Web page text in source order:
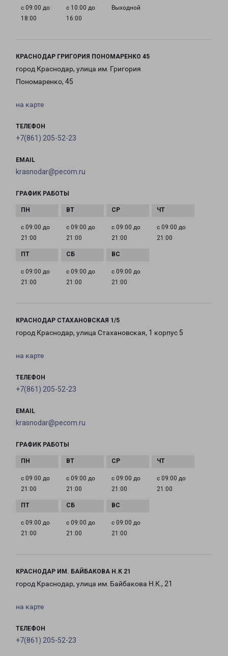
с 09:00 до
18:00
с 10:00 до
16:00
Выходной
КРАСНОДАР ГРИГОРИЯ ПОНОМАРЕНКО 45
город Краснодар, улица им. Григория
Пономаренко, 45
на карте
ТЕЛЕФОН
+7(861) 205-52-23
EMAIL
krasnodar@pecom.ru
ГРАФИК РАБОТЫ
с 09:00 до
21:00
с 09:00 до
21:00
с 09:00 до
21:00
с 09:00 до
21:00
с 09:00 до
21:00
с 09:00 до
21:00
с 09:00 до
21:00
КРАСНОДАР СТАХАНОВСКАЯ 1/5
город Краснодар, улица Стахановская, 1 корпус 5
на карте
ТЕЛЕФОН
+7(861) 205-52-23
EMAIL
krasnodar@pecom.ru
ГРАФИК РАБОТЫ
с 09:00 до
21:00
с 09:00 до
21:00
с 09:00 до
21:00
с 09:00 до
21:00
с 09:00 до
21:00
с 09:00 до
21:00
с 09:00 до
21:00
КРАСНОДАР ИМ. БАЙБАКОВА Н.К 21
город Краснодар, улица им. Байбакова Н.К., 21
на карте
ТЕЛЕФОН
+7(861) 205-52-23